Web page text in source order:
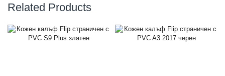
Related Products